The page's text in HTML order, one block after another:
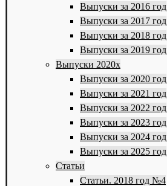
Выпуски за 2016 год
Выпуски за 2017 год
Выпуски за 2018 год
Выпуски за 2019 год
Выпуски 2020х
Выпуски за 2020 год
Выпуски за 2021 год
Выпуски за 2022 год
Выпуски за 2023 год
Выпуски за 2024 год
Выпуски за 2025 год
Статьи
Статьи. 2018 год №4